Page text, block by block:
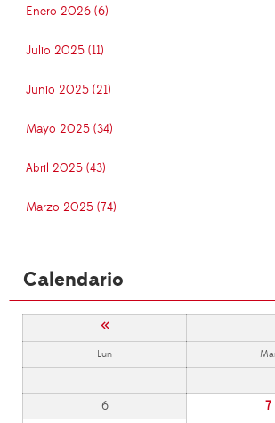
Enero 2026 (6)
Julio 2025 (11)
Junio 2025 (21)
Mayo 2025 (34)
Abril 2025 (43)
Marzo 2025 (74)
Calendario
«
Lun
6
7